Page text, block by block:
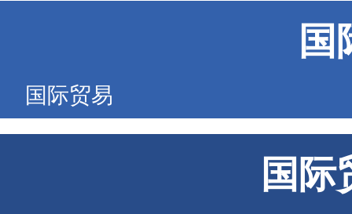
国
国际贸易
国际